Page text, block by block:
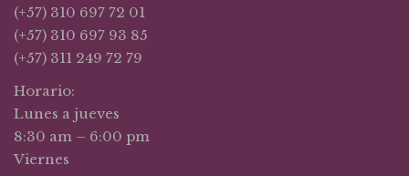
(+57) 310 697 72 01
(+57) 310 697 93 85
(+57) 311 249 72 79
Horario:
Lunes a jueves
8:30 am – 6:00 pm
Viernes